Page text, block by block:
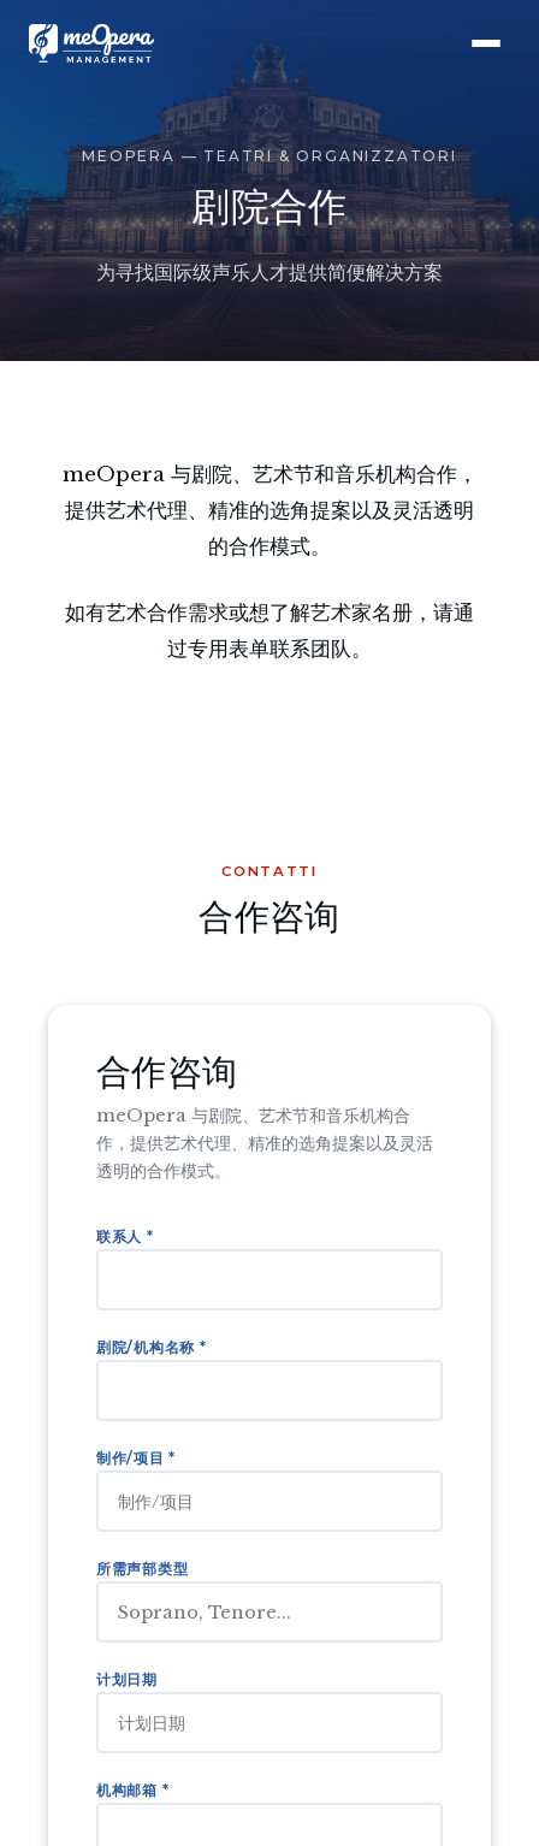
MEOPERA — TEATRI & ORGANIZZATORI
剧院合作
为寻找国际级声乐人才提供简便解决方案
meOpera 与剧院、艺术节和音乐机构合作，
提供艺术代理、精准的选角提案以及灵活透明
的合作模式。
如有艺术合作需求或想了解艺术家名册，请通
过专用表单联系团队。
CONTATTI
合作咨询
合作咨询
meOpera 与剧院、艺术节和音乐机构合
作，提供艺术代理、精准的选角提案以及灵活
透明的合作模式。
联系人 *
剧院/机构名称 *
制作/项目 *
所需声部类型
计划日期
机构邮箱 *